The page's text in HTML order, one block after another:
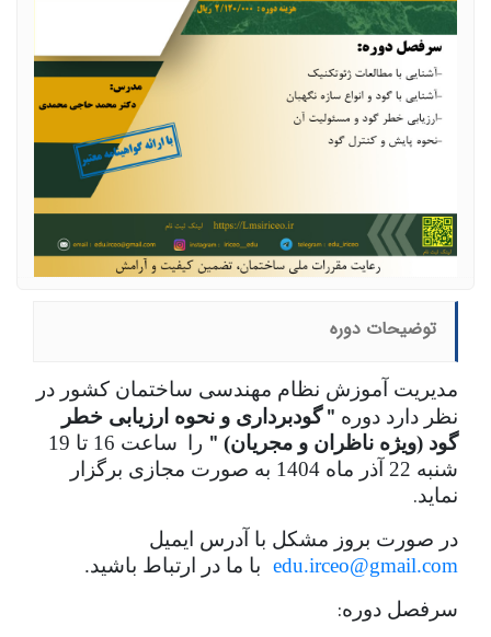
توضیحات دوره
مدیریت آموزش نظام مهندسی ساختمان کشور در
نظر دارد دوره " گودبرداری و نحوه ارزیابی خطر
گود (ویژه ناظران و مجریان) " را
ساعت 16 تا 19
شنبه 22 آذر ماه 1404 به صورت مجازی برگزار
نماید.
در صورت بروز مشکل با آدرس ایمیل
edu.irceo@gmail.com با ما در ارتباط باشید.
سرفصل دوره: